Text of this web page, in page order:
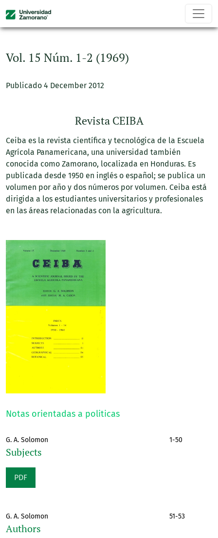
Vol. 15 Núm. 1-2 (1969)
Publicado 4 December 2012
Revista CEIBA
Ceiba es la revista científica y tecnológica de la Escuela
Agrícola Panamericana, una universidad también
conocida como Zamorano, localizada en Honduras. Es
publicada desde 1950 en inglés o español; se publica un
volumen por año y dos números por volumen. Ceiba está
dirigida a los estudiantes universitarios y profesionales
en las áreas relacionadas con la agricultura.
Notas orientadas a politicas
G. A. Solomon 1-50
Subjects
PDF
G. A. Solomon 51-53
Authors